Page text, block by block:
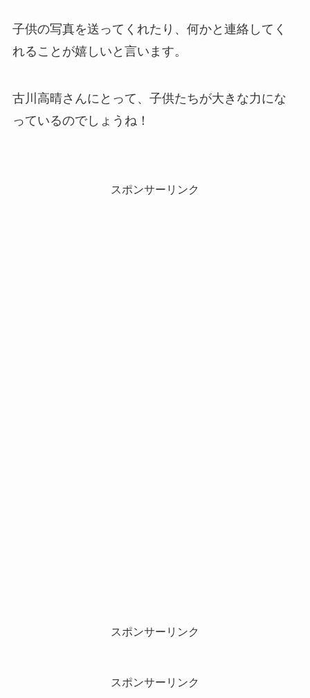
子供の写真を送ってくれたり、何かと連絡してく
れることが嬉しいと言います。
古川高晴さんにとって、子供たちが大きな力にな
っているのでしょうね！
スポンサーリンク
スポンサーリンク
スポンサーリンク